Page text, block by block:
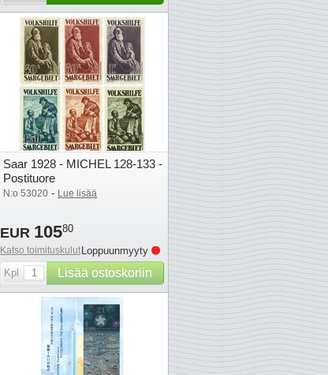
Saar 1928 - MICHEL 128-133 -
Postituore
N:o 53020 - Lue lisää
EUR 10580
Katso toimituskulut Loppuunmyyty
Kpl
Lisää ostoskoriin